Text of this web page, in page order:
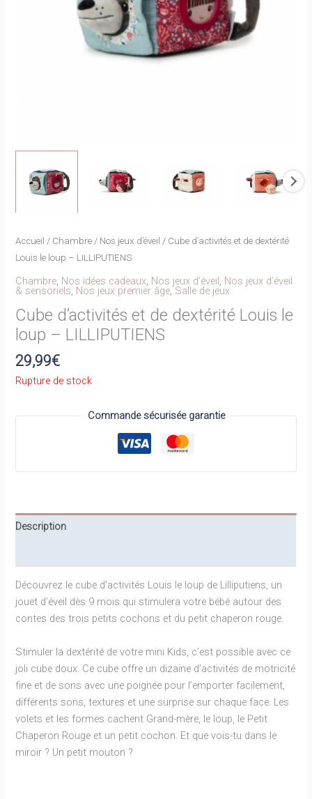
Accueil / Chambre / Nos jeux d’éveil / Cube d’activités et de dextérité
Louis le loup – LILLIPUTIENS
Chambre, Nos idées cadeaux, Nos jeux d’éveil, Nos jeux d’éveil
& sensoriels, Nos jeux premier âge,Salle de jeux
Cube d’activités et de dextérité Louis le
loup – LILLIPUTIENS
29,99€
Rupture de stock
Commande sécurisée garantie
Description
Découvrez le cube d’activités Louis le loup de Lilliputiens, un
jouet d’éveil dès 9 mois qui stimulera votre bébé autour des
contes des trois petits cochons et du petit chaperon rouge.
Stimuler la dextérité de votre mini Kids, c’est possible avec ce
joli cube doux. Ce cube offre un dizaine d’activités de motricité
fine et de sons avec une poignée pour l’emporter facilement,
différents sons, textures et une surprise sur chaque face. Les
volets et les formes cachent Grand-mère, le loup, le Petit
Chaperon Rouge et un petit cochon. Et que vois-tu dans le
miroir ? Un petit mouton ?